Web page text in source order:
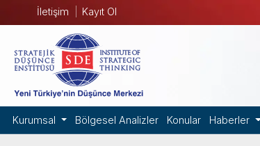
İletişim Kayıt Ol
Kurumsal Bölgesel Analizler Konular Haberler